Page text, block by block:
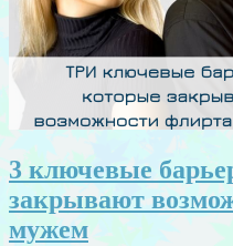
3 ключевые
закрывают
мужем